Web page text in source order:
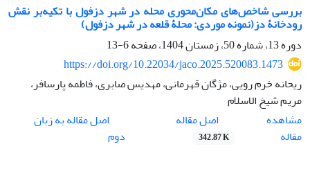
بررسی شاخص‌های مکان‌محوری محله در شهر دزفول با تکیه‌بر نقش
رودخانۀ دز(نمونه موردی: محلۀ قلعه در شهر دزفول)
دوره 13، شماره 50، زمستان 1404، صفحه
6-13
https://doi.org/10.22034/jaco.2025.520083.1473
ریحانه خرم رویی، مژگان قهرمانی، مهدیس صابری، فاطمه پارسافر،
مریم شیخ الاسلام
مشاهده
مقاله
اصل مقاله
342.87 K
اصل مقاله به زبان
دوم